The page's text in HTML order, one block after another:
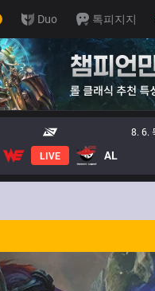
Duo 톡피지지
8. 6.
LIVE AL